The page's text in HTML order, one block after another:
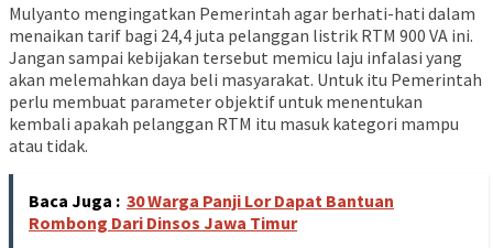
Mulyanto mengingatkan Pemerintah agar berhati-hati dalam
menaikan tarif bagi 24,4 juta pelanggan listrik RTM 900 VA ini.
Jangan sampai kebijakan tersebut memicu laju infalasi yang
akan melemahkan daya beli masyarakat. Untuk itu Pemerintah
perlu membuat parameter objektif untuk menentukan
kembali apakah pelanggan RTM itu masuk kategori mampu
atau tidak.
Baca Juga : 30 Warga Panji Lor Dapat Bantuan
Rombong Dari Dinsos Jawa Timur